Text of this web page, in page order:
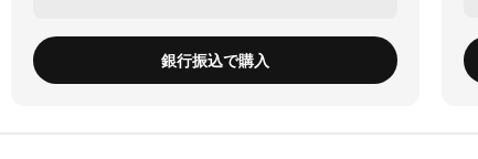
銀行振込で購入